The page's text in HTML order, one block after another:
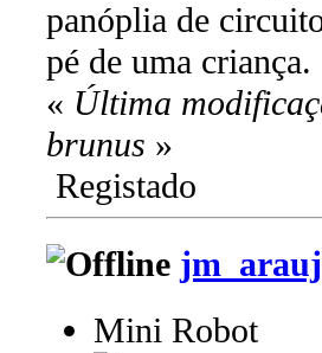
panóplia de
pé de uma criança.
« Última
brunus »
Registado
Mini Robot